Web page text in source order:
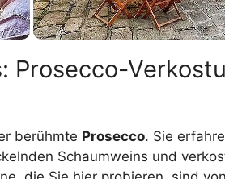
Prosecco-
berühmte Prosecco. Sie
Schaumweins und